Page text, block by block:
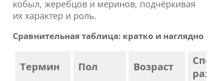
кобыл, жеребцов и меринов, подчёркивая
их характер и роль.
Сравнительная таблица: кратко и наглядно
Термин Пол Возраст